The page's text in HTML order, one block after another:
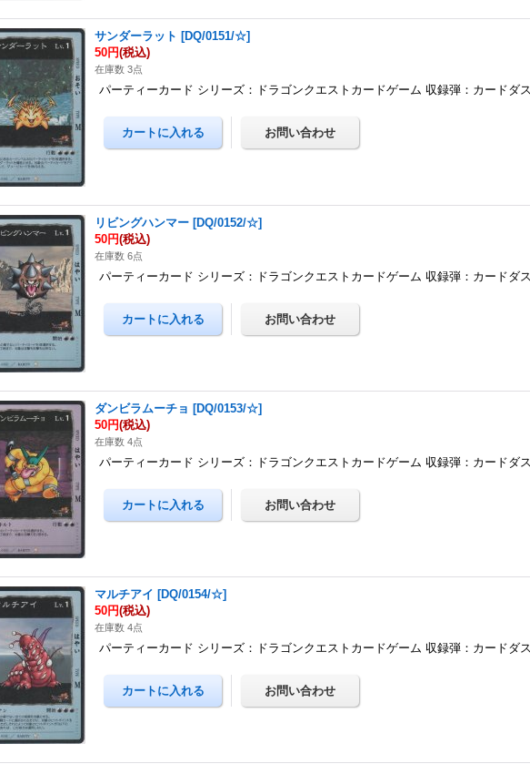
サンダーラット [DQ/0151/☆]
50円(税込)
在庫数 3点
パーティーカード シリーズ：ドラゴンクエストカードゲーム 収録弾：カードダ
リビングハンマー [DQ/0152/☆]
50円(税込)
在庫数 6点
パーティーカード シリーズ：ドラゴンクエストカードゲーム 収録弾：カードダ
ダンビラムーチョ [DQ/0153/☆]
50円(税込)
在庫数 4点
パーティーカード シリーズ：ドラゴンクエストカードゲーム 収録弾：カードダ
マルチアイ [DQ/0154/☆]
50円(税込)
在庫数 4点
パーティーカード シリーズ：ドラゴンクエストカードゲーム 収録弾：カードダ